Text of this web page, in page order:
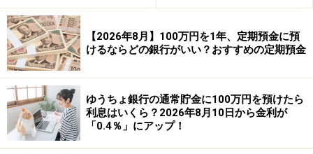
金利：1.15％
預入期間：1年
預入金額：100万円以上300万円以内（1円単位）
※1人300万円が上限。特別金利プラン適用。終了時期は
未定。
【2026年8月】100万円を1年、定期預金に預
けるならどの銀行がいい？おすすめの定期預金
ゆうちょ銀行の通常貯金に100万円を預けたら
利息はいくら？2026年8月10日から金利が
「0.4％」にアップ！